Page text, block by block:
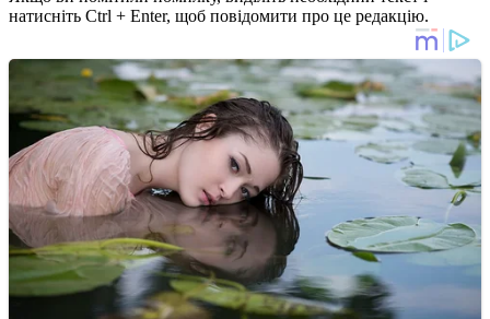
натисніть Ctrl + Enter, щоб повідомити про це редакцію.